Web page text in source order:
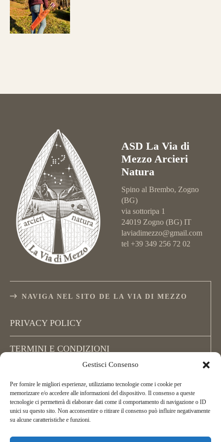
Gestisci Consenso
Per fornire le migliori esperienze, utilizziamo tecnologie come i cookie per
memorizzare e/o accedere alle informazioni del dispositivo. Il consenso a queste
tecnologie ci permetterà di elaborare dati come il comportamento di navigazione o ID
unici su questo sito. Non acconsentire o ritirare il consenso può influire negativamente
su alcune caratteristiche e funzioni.
ASD La Via di
Mezzo Arcieri
Natura
Spino al Brembo, Zogno
(BG)
via sottoripa 1
24019 Zogno (BG) IT
laviadimezzo@gmail.com
tel +39 349 256 72 02
NAVIGA NEL SITO DE LA VIA DI MEZZO
PRIVACY POLICY
TERMINI E CONDIZIONI